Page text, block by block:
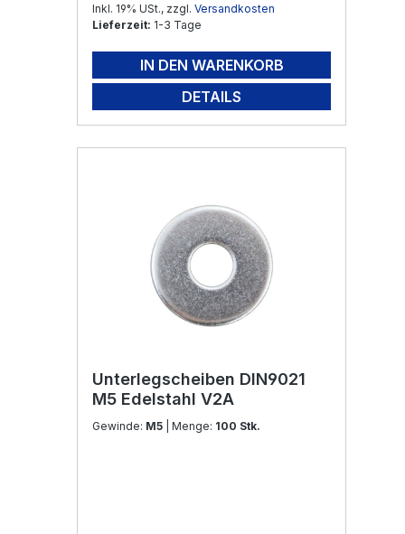
Inkl. 19% USt., zzgl. Versandkosten
Lieferzeit: 1-3 Tage
IN DEN WARENKORB
DETAILS
Unterlegscheiben DIN9021
M5 Edelstahl V2A
Gewinde: M5 | Menge: 100 Stk.